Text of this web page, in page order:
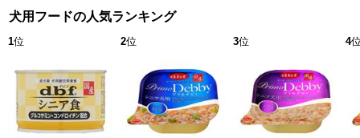
犬用フードの人気ランキング
1位 2位 3位 4